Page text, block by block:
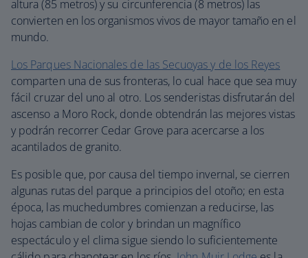
altura (85 metros) y su circunferencia (8 metros) las
convierten en los organismos vivos de mayor tamaño en el
mundo.
Los Parques Nacionales de las Secuoyas y de los Reyes
comparten una de sus fronteras, lo cual hace que sea muy
fácil cruzar del uno al otro. Los senderistas disfrutarán del
ascenso a Moro Rock, donde obtendrán las mejores vistas
y podrán recorrer Cedar Grove para acercarse a los
acantilados de granito.
Es posible que, por causa del tiempo invernal, se cierren
algunas rutas del parque a principios del otoño; en esta
época, las muchedumbres comienzan a reducirse, las
hojas cambian de color y brindan un magnífico
espectáculo y el clima sigue siendo lo suficientemente